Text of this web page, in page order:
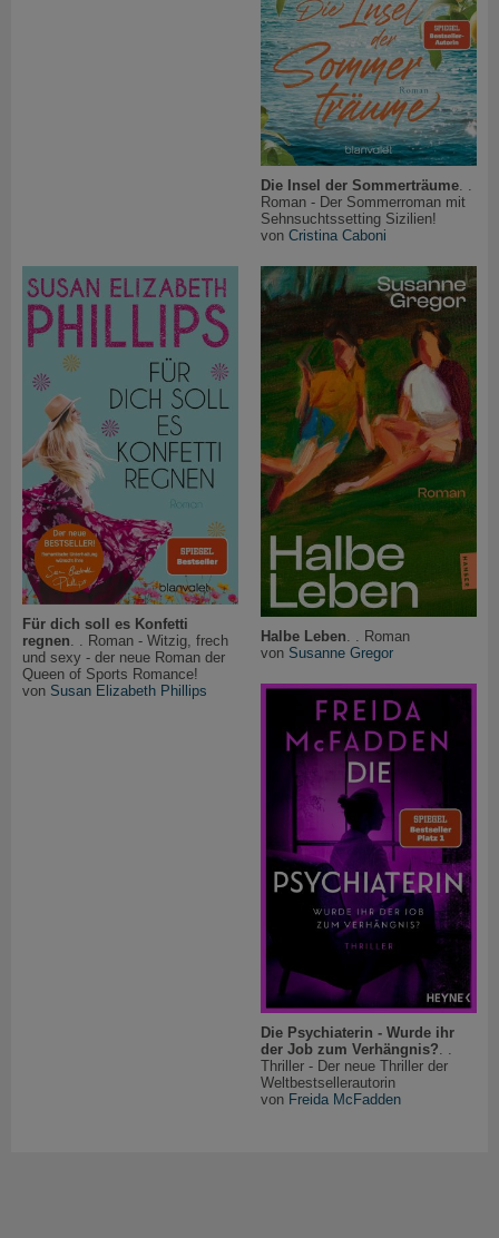
Die Insel der Sommerträume
Roman - Der Sommerroman mit
Sehnsuchtssetting Sizilien!
von Cristina Caboni
Für dich soll es Konfetti
regnen . . Roman - Witzig, frech
und sexy - der neue Roman der
Queen of Sports Romance!
von Susan Elizabeth Phillips
Halbe Leben . . Roman
von Susanne Gregor
Die Psychiaterin - Wurde ihr
der Job zum Verhängnis?
Thriller - Der neue Thriller der
Weltbestsellerautorin
von Freida McFadden